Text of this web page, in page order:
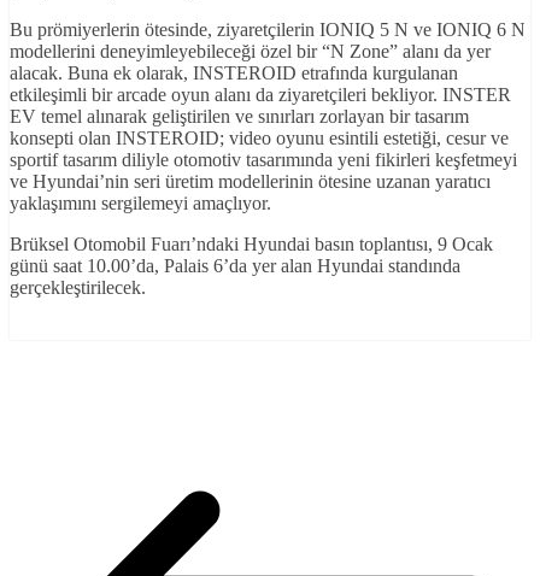
Bu prömiyerlerin ötesinde, ziyaretçilerin IONIQ 5 N ve IONIQ 6 N
modellerini deneyimleyebileceği özel bir “N Zone” alanı da yer
alacak. Buna ek olarak, INSTEROID etrafında kurgulanan
etkileşimli bir arcade oyun alanı da ziyaretçileri bekliyor. INSTER
EV temel alınarak geliştirilen ve sınırları zorlayan bir tasarım
konsepti olan INSTEROID; video oyunu esintili estetiği, cesur ve
sportif tasarım diliyle otomotiv tasarımında yeni fikirleri keşfetmeyi
ve Hyundai’nin seri üretim modellerinin ötesine uzanan yaratıcı
yaklaşımını sergilemeyi amaçlıyor.
Brüksel Otomobil Fuarı’ndaki Hyundai basın toplantısı, 9 Ocak
günü saat 10.00’da, Palais 6’da yer alan Hyundai standında
gerçekleştirilecek.